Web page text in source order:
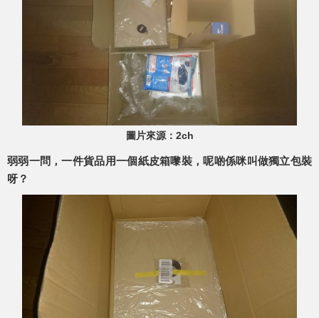
圖片來源：2ch
弱弱一問，一件貨品用一個紙皮箱嚟裝，呢啲係咪叫做獨立包裝
呀？